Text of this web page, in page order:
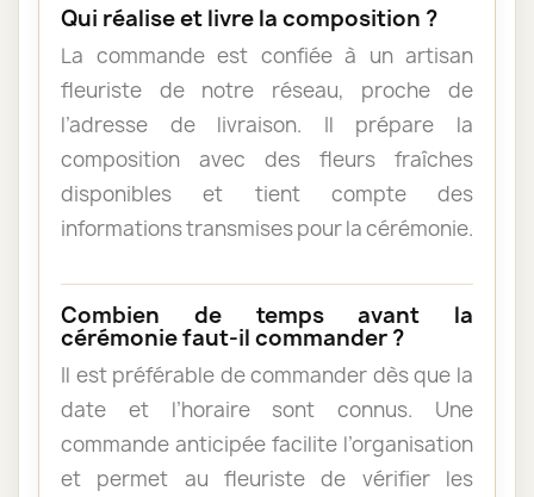
Qui réalise et livre la composition ?
La commande est confiée à un artisan
fleuriste de notre réseau, proche de
l’adresse de livraison. Il prépare la
composition avec des fleurs fraîches
disponibles et tient compte des
informations transmises pour la cérémonie.
Combien de temps avant la
cérémonie faut-il commander ?
Il est préférable de commander dès que la
date et l’horaire sont connus. Une
commande anticipée facilite l’organisation
et permet au fleuriste de vérifier les